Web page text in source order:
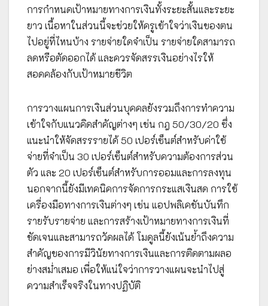
การกำหนดเป้าหมายทางการเงินทั้งระยะสั้นและระยะ
ยาว เนื้อหาในส่วนนี้จะช่วยให้ครูเข้าใจว่าเงินของตน
ไปอยู่ที่ไหนบ้าง รายจ่ายใดจำเป็น รายจ่ายใดสามารถ
ลดหรือตัดออกได้ และควรจัดสรรเงินอย่างไรให้
สอดคล้องกับเป้าหมายชีวิต
การวางแผนการเงินส่วนบุคคลยังรวมถึงการทำความ
เข้าใจกับแนวคิดสำคัญต่างๆ เช่น กฎ 50/30/20 ซึ่ง
แนะนำให้จัดสรรรายได้ 50 เปอร์เซ็นต์สำหรับค่าใช้
จ่ายที่จำเป็น 30 เปอร์เซ็นต์สำหรับความต้องการส่วน
ตัว และ 20 เปอร์เซ็นต์สำหรับการออมและการลงทุน
นอกจากนี้ยังมีเทคนิคการจัดการกระแสเงินสด การใช้
เครื่องมือทางการเงินต่างๆ เช่น แอปพลิเคชันบันทึก
รายรับรายจ่าย และการสร้างเป้าหมายทางการเงินที่
ชัดเจนและสามารถวัดผลได้ โมดูลนี้ยังเน้นย้ำถึงความ
สำคัญของการมีวินัยทางการเงินและการติดตามผลอ
ย่างสม่ำเสมอ เพื่อให้แน่ใจว่าการวางแผนจะนำไปสู่
ความสำเร็จจริงในทางปฏิบัติ